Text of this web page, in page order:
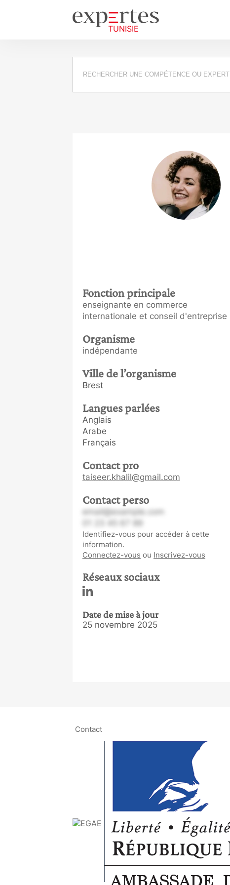
Requête
Fonction principale
enseignante en commerce
internationale et conseil d'entreprise
Organisme
indépendante
Ville de l’organisme
Brest
Langues parlées
Anglais
Arabe
Français
Contact pro
taiseer.khalil@gmail.com
Contact perso
email@example.com
Identifiez-vous pour accéder à cette
information.
Connectez-vous ou Inscrivez-vous
Réseaux sociaux
Date de mise à jour
25 novembre 2025
Contact